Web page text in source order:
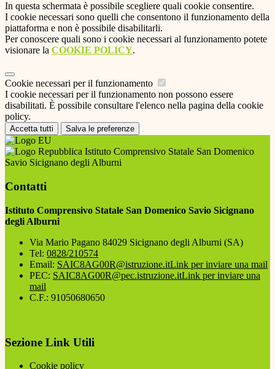
In questa schermata è possibile scegliere quali cookie consentire.
I cookie necessari sono quelli che consentono il funzionamento della
piattaforma e non è possibile disabilitarli.
Per conoscere quali sono i cookie necessari al funzionamento potete
visionare la COOKIE POLICY.
Cookie necessari per il funzionamento
I cookie necessari per il funzionamento non possono essere
disabilitati. È possibile consultare l'elenco nella pagina della cookie
policy.
Accetta tutti Salva le preferenze
Istituto Comprensivo Statale San Domenico
Savio Sicignano degli Alburni
Contatti
Istituto Comprensivo Statale San Domenico Savio Sicignano
degli Alburni
Via Mario Pagano 84029 Sicignano degli Alburni (SA)
Tel: 0828/210574
Email: SAIC8AG00R@istruzione.itLink per inviare una mail
PEC: SAIC8AG00R@pec.istruzione.itLink per inviare una
mail
C.F.: 91050680650
Sezione Link Utili
Cookie policy